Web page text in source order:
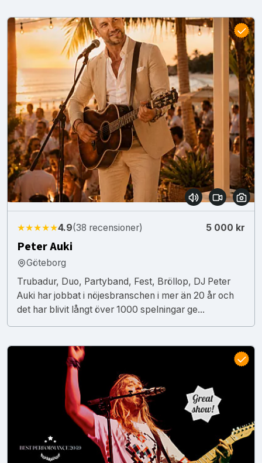
★★★★★4.9(38 recensioner) 5 000 kr
Peter Auki
Göteborg
Trubadur, Duo, Partyband, Fest, Bröllop, DJ Peter
Auki har jobbat i nöjesbranschen i mer än 20 år och
det har blivit långt över 1000 spelningar ge...